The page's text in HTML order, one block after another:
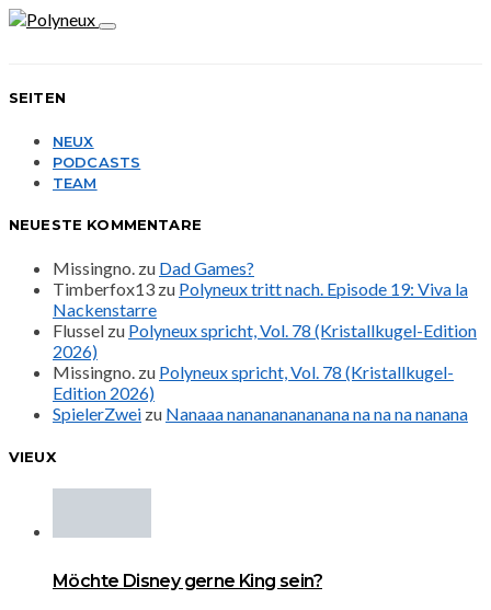
SEITEN
NEUX
PODCASTS
TEAM
NEUESTE KOMMENTARE
Missingno. zu Dad Games?
Timberfox13 zu Polyneux tritt nach. Episode 19: Viva la
Nackenstarre
Flussel zu Polyneux spricht, Vol. 78 (Kristallkugel-Edition
2026)
Missingno. zu Polyneux spricht, Vol. 78 (Kristallkugel-
Edition 2026)
SpielerZwei zu Nanaaa nanananananana na na na nanana
VIEUX
Möchte Disney gerne King sein?